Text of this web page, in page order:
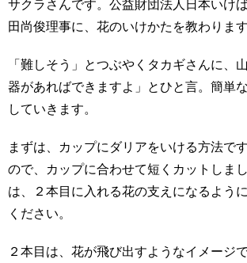
田尚俊理事に、花のいけかたを教わります
「難しそう」とつぶやくタカギさんに、
器があればできますよ」とひと言。簡単
していきます。
まずは、カップにダリアをいける方法で
ので、カップに合わせて短くカットしま
は、２本目に入れる花の支えになるよう
ください。
２本目は、花が飛び出すようなイメージ